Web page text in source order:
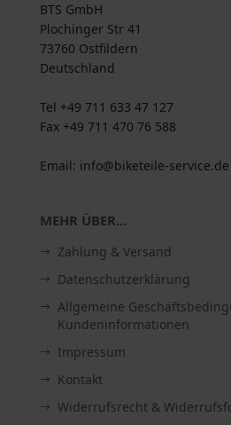
BTS GmbH
Plochinger Str 41
73760 Ostfildern
Deutschland
Tel +49 711 633 47 127
Fax +49 711 470 76 588
Email: info@biketeile-service.de
MEHR ÜBER...
Zahlung & Versand
Datenschutzerklärung
Allgemeine
Kundeninformationen
Impressum
Kontakt
Widerrufsrecht &